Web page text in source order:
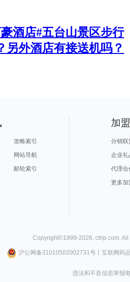
酒店#五台山景区步行
另外酒店有接送机吗？
攻略索引
网站导航
邮轮索引
加
分销联
企业礼
代理合
更多加
Copyright©1999-2026 ctrip.com .
沪公网备31010502002731号丨 互联网药
违法和不良信息举报